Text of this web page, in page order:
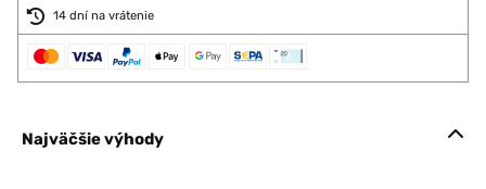
14 dní na vrátenie
Najväčšie výhody